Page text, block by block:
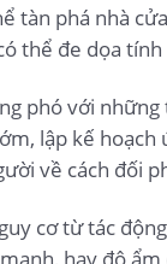
tàn phá nhà
thể đe dọa
phó với
lập kế
về cách đối